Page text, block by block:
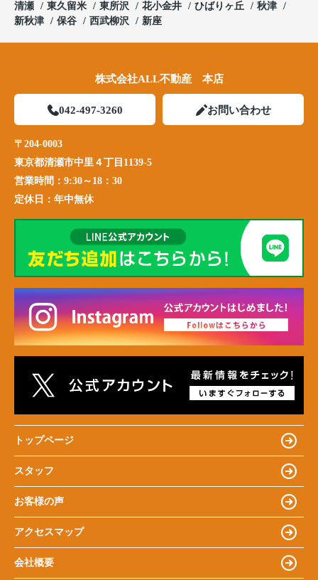
清瀬
東久留米 東所沢 花小金井 ひばりヶ丘
秋津
新秋津
保谷 西武柳沢 新座
株式会社ALL不動産 本店
042-497-3260 お問い合わせ
〒204-0003
東京都清瀬市中里４丁目1139-5
営業時間： 9:30～18：30
定休日： 年中無休
トップページ
スタッフ
お客様の声
アクセスマップ
会社概要